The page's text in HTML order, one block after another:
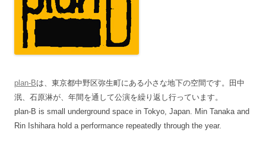
plan-Bは、東京都中野区弥生町にある小さな地下の空間です。田中
泯、石原淋が、年間を通して公演を繰り返し行っています。
plan-B is small underground space in Tokyo, Japan. Min Tanaka and
Rin Ishihara hold a performance repeatedly through the year.